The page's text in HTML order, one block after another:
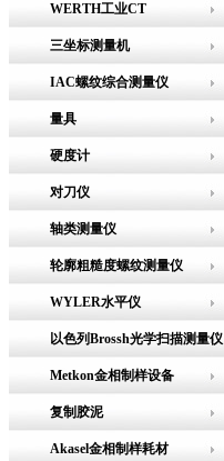
WERTH工业CT
三坐标测量机
IAC螺纹综合测量仪
量具
硬度计
对刀仪
轴类测量仪
轮廓粗糙度螺纹测量仪
WYLER水平仪
以色列Brossh光学扫描测量仪
Metkon金相制样设备
复制胶泥
Akasel金相制样耗材